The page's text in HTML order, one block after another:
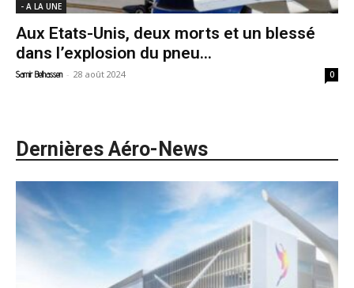
- A LA UNE
Aux Etats-Unis, deux morts et un blessé
dans l’explosion du pneu...
Samir Belhassen - 28 août 2024 0
Dernières Aéro-News